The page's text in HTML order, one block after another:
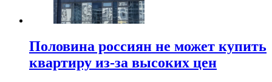
Половина россиян не может купить
квартиру из-за высоких цен